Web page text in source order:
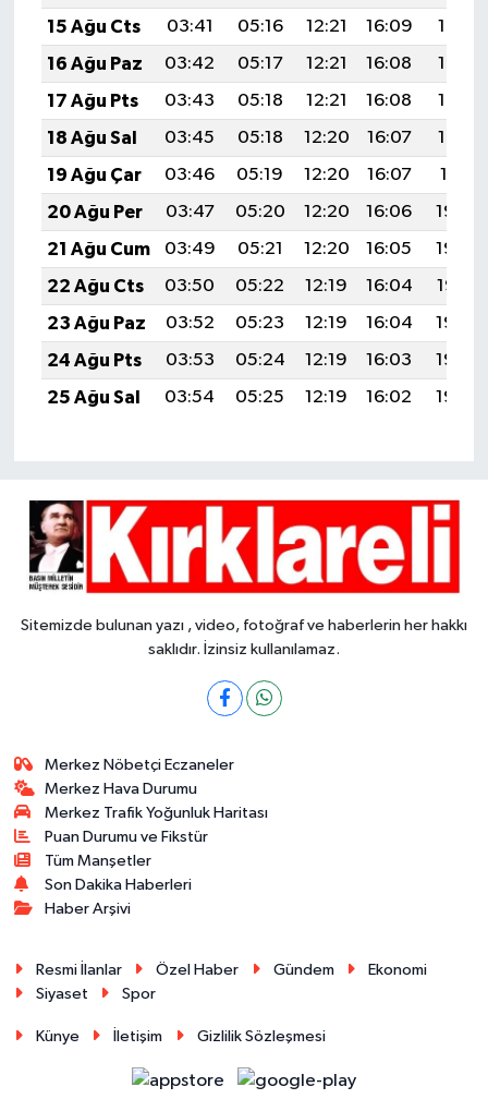
15 Ağu Cts
03:41 05:16 12:21 16:09
19:16
16 Ağu Paz
03:42 05:17 12:21 16:08
19:15
17 Ağu Pts
03:43 05:18 12:21 16:08
19:14
18 Ağu Sal
03:45 05:18 12:20 16:07
19:12
19 Ağu Çar
03:46 05:19 12:20 16:07
19:11
20 Ağu Per
03:47 05:20 12:20 16:06
19:09
21 Ağu Cum
03:49 05:21 12:20 16:05
19:08
22 Ağu Cts
03:50 05:22 12:19 16:04
19:07
23 Ağu Paz
03:52 05:23 12:19 16:04
19:05
24 Ağu Pts
03:53 05:24 12:19 16:03
19:04
25 Ağu Sal
03:54 05:25 12:19 16:02 19:02
Sitemizde bulunan yazı , video, fotoğraf ve haberlerin her hakkı
saklıdır. İzinsiz kullanılamaz.
Merkez Nöbetçi Eczaneler
Merkez Hava Durumu
Merkez Trafik Yoğunluk Haritası
Puan Durumu ve Fikstür
Tüm Manşetler
Son Dakika Haberleri
Haber Arşivi
Resmi İlanlar Özel Haber Gündem
Ekonomi
Siyaset
Spor
Künye İletişim Gizlilik Sözleşmesi